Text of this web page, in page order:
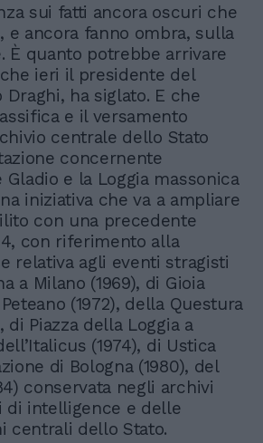
sui fatti ancora oscuri che
e ancora fanno ombra, sulla
È quanto potrebbe arrivare
ieri il presidente del
Draghi, ha siglato. E che
e il versamento
centrale dello Stato
concernente
Gladio e la Loggia massonica
iniziativa che va a ampliare
con una precedente
con riferimento alla
relativa agli eventi stragisti
a Milano (1969), di Gioia
(1972), della Questura
di Piazza della Loggia a
(1974), di Ustica
di Bologna (1980), del
conservata negli archivi
di intelligence e delle
centrali dello Stato.